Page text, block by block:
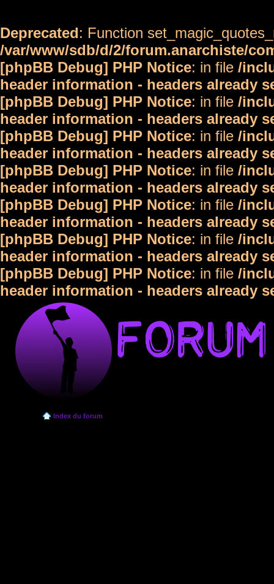
Deprecated: Function
/var/www/sdb/d/2/forum.anarchiste/
[phpBB Debug] PHP Notice: in file /
header information - headers already
[phpBB Debug] PHP Notice: in file /
header information - headers already
[phpBB Debug] PHP Notice: in file /
header information - headers already
[phpBB Debug] PHP Notice: in file /
header information - headers already
[phpBB Debug] PHP Notice: in file /
header information - headers already
[phpBB Debug] PHP Notice: in file /
header information - headers already
[phpBB Debug] PHP Notice: in file /
header information - headers already
Index du forum